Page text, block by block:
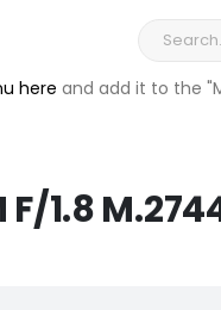
here and add it to the
1.8